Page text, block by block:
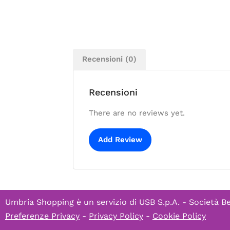
Recensioni (0)
Recensioni
There are no reviews yet.
Add Review
Umbria Shopping è un servizio di USB S.p.A. - Società
Preferenze Privacy - Privacy Policy - Cookie Policy